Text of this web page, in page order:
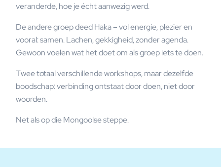
veranderde, hoe je écht aanwezig werd.
De andere groep deed Haka – vol energie, plezier en
vooral: samen. Lachen, gekkigheid, zonder agenda.
Gewoon voelen wat het doet om als groep iets te doen.
Twee totaal verschillende workshops, maar dezelfde
boodschap: verbinding ontstaat door doen, niet door
woorden.
Net als op die Mongoolse steppe.